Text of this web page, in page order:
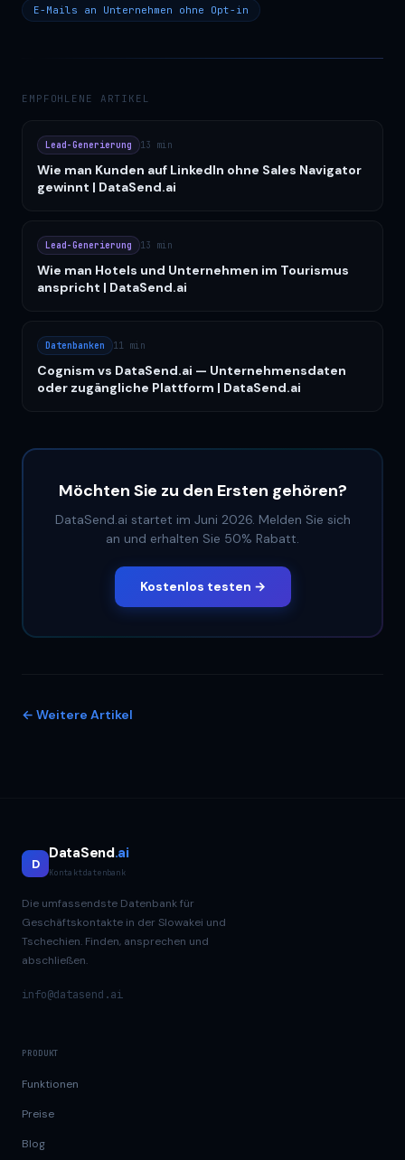
E-Mails an Unternehmen ohne Opt-in
EMPFOHLENE ARTIKEL
Lead-Generierung 13 min
Wie man Kunden auf LinkedIn ohne Sales Navigator
gewinnt | DataSend.ai
Lead-Generierung 13 min
Wie man Hotels und Unternehmen im Tourismus
anspricht | DataSend.ai
Datenbanken 11 min
Cognism vs DataSend.ai — Unternehmensdaten
oder zugängliche Plattform | DataSend.ai
Möchten Sie zu den Ersten gehören?
DataSend.ai startet im Juni 2026. Melden Sie sich
an und erhalten Sie 50% Rabatt.
Kostenlos testen →
← Weitere Artikel
D
DataSend.ai
Kontaktdatenbank
Die umfassendste Datenbank für
Geschäftskontakte in der Slowakei und
Tschechien. Finden, ansprechen und
abschließen.
info@datasend.ai
PRODUKT
Funktionen
Preise
Blog